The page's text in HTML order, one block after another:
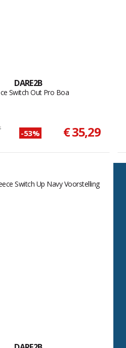
DARE2B
Switch Out Pro Boa
-53% € 35,29